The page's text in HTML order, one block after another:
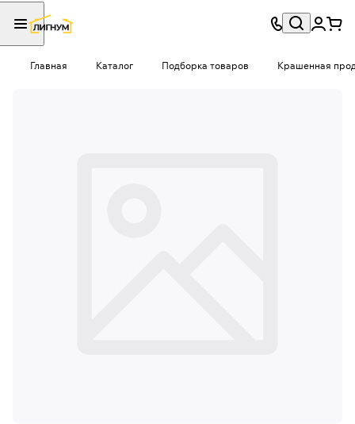
Главная Каталог Подборка товаров Крашенная